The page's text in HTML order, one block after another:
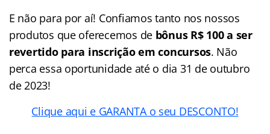
E não para por aí! Confiamos tanto nos nossos
produtos que oferecemos de bônus R$ 100 a ser
revertido para inscrição em concursos. Não
perca essa oportunidade até o dia 31 de outubro
de 2023!
Clique aqui e GARANTA o seu DESCONTO!